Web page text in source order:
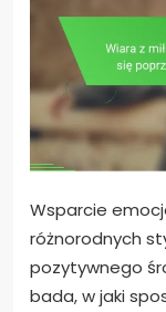
Wsparcie
różnorodnych
pozytywnego
bada, w jaki